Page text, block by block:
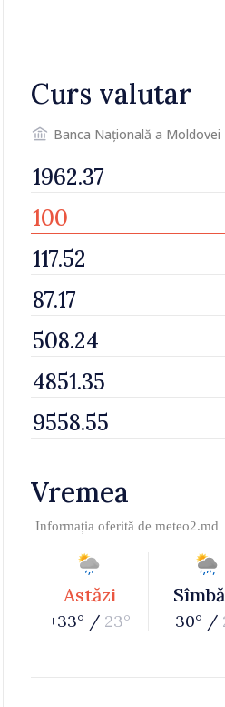
Curs valutar
Banca Națională a Moldovei
Vremea
Informația oferită de meteo2.md
Astăzi
+33° / 23° +30° /